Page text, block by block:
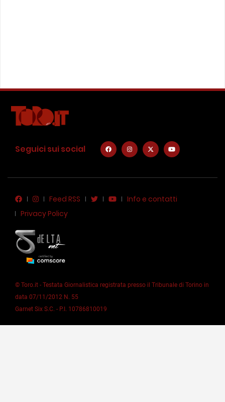
Seguici sui social
Feed RSS
Info e contatti
Privacy Policy
© Toro.it - Testata Giornalistica registrata presso il Tribunale di Torino in
data 07/11/2012 N. 55
Garnet Six S.C. - P.I. 10786810019